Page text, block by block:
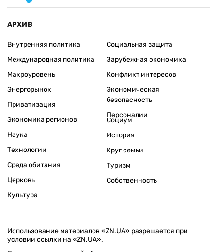
АРХИВ
Внутренняя политика
Международная политика
Макроуровень
Энергорынок
Приватизация
Экономика регионов
Социальная защита
Зарубежная экономика
Конфликт интересов
Экономическая
безопасность
Персоналии
Наука
Технологии
Среда обитания
Церковь
Культура
Социум
История
Круг семьи
Туризм
Собственность
Использование материалов «ZN.UA» разрешается при
условии ссылки на «ZN.UA».